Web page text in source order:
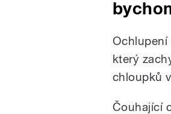
Ochlupení
který
chloupků
Čouhající